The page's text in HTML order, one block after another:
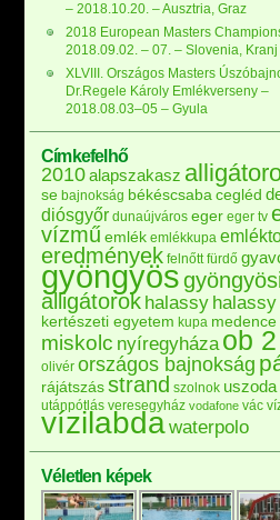
– 2018.10.20. – Ausztria, Graz
2018 European Masters
2018.09.02. – 07. – Slovenia, Kranj
XLVIII. Országos Masters
Dr.Regele Károly Emlékverseny –
2018.08.03–05 – Gyula
Címkefelhő
2010alapszakasz
se bajnokság békéscsaba cegléd
diósgyőr dunaújváros eger eger tv
vízműemlék emlékkupa
eredmények felnőtt fürdő
gyöngyösgyöngyösi
alligátorok halassy
kertészeti egyetem kupa medence
miskolc nyíregyháza ob 2
olivér országos bajnokság
rájátszás strand szolnok uszoda
utánpótlás veresegyház vodafone vác
vízilabdawaterpolo
Véletlen képek